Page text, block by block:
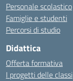
Personale scolastico
Famiglie e studenti
Percorsi di studio
Didattica
Offerta formativa
I progetti delle classi